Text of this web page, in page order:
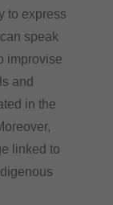
to express
speak
improvise
and
in the
linked to